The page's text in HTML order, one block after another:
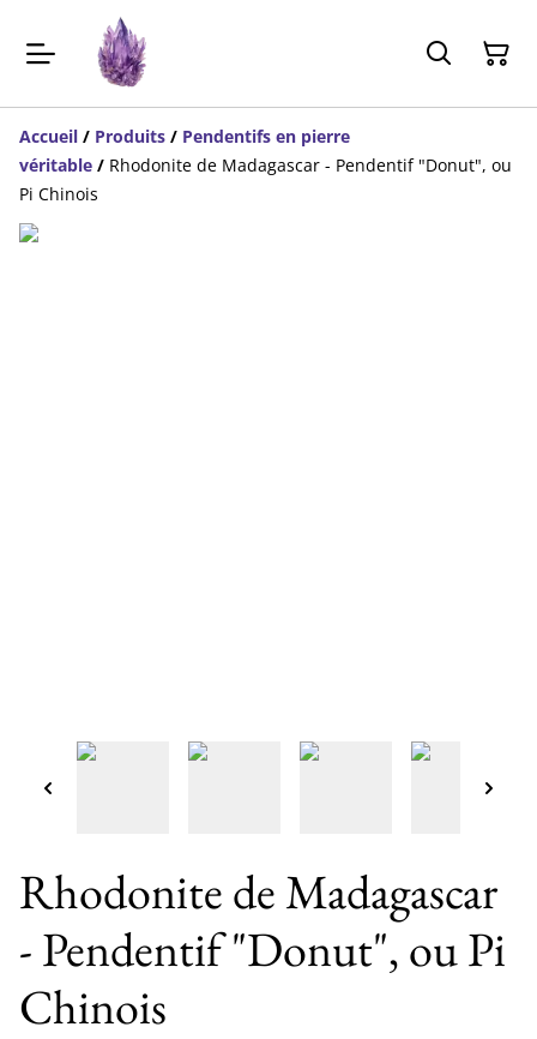
Accueil / Produits / Pendentifs en pierre
véritable / Rhodonite de Madagascar - Pendentif "Donut", ou
Pi Chinois
Rhodonite de Madagascar
- Pendentif "Donut", ou Pi
Chinois